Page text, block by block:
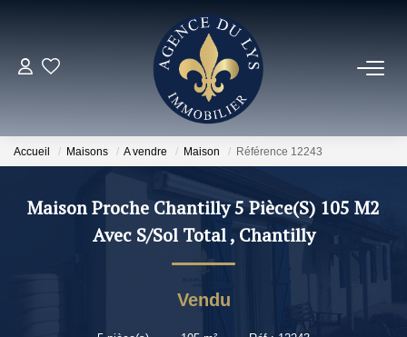
ACHETER
Louer
NOS NOUVEAUTÉS
ESTIMER
Accueil Maisons A vendre Maison Référence 12243
Maison Proche Chantilly 5 Pièce(s) 105 M2
Avec S/Sol Total, Chantilly
Vendu